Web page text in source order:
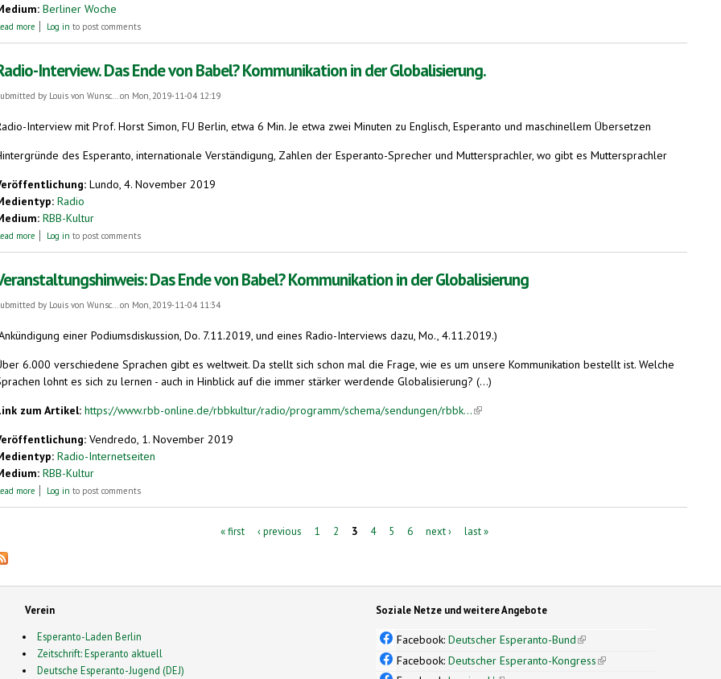
Berliner Woche
more about Namensgeber des Zamenhof-Parks wird geehrt
Log in to post comments
Interview. Das Ende von Babel? Kommunikation in der Globalisierung.
by Louis von Wunsc...on Mon, 2019-11-04 12:19
Interview mit Prof. Horst Simon, FU Berlin, etwa 6 Min. Je etwa zwei Minuten zu Englisch, Esperanto und maschinellem Übersetzen
des Esperanto, internationale Verständigung, Zahlen der Esperanto-Sprecher und Muttersprachler, wo gibt es Muttersprachler
Lundo, 4. November 2019
Radio
RBB-Kultur
more about Radio-Interview. Das Ende von Babel? Kommunikation in der Globalisierung.
Log in to post comments
Das Ende von Babel? Kommunikation in der Globalisierung
by Louis von Wunsc...on Mon, 2019-11-04 11:34
einer Podiumsdiskussion, Do. 7.11.2019, und eines Radio-Interviews dazu, Mo., 4.11.2019.)
6.000 verschiedene Sprachen gibt es weltweit. Da stellt sich schon mal die Frage, wie es um unsere Kommunikation bestellt ist. Welche
lohnt es sich zu lernen - auch in Hinblick auf die immer stärker werdende Globalisierung? (...)
zum Artikel: https://www.rbb-online.de/rbbkultur/radio/programm/schema/sendungen/rbbk...(link is external)
Vendredo, 1. November 2019
Radio-Internetseiten
RBB-Kultur
more about Veranstaltungshinweis: Das Ende von Babel? Kommunikation in der Globalisierung
Log in to post comments
« first ‹ previous 1 2 3 4 5 6 next › last »
Verein
Esperanto-Laden Berlin
Zeitschrift: Esperanto aktuell
Deutsche Esperanto-Jugend (DEJ)
Soziale Netze und weitere Angebote
Facebook:Deutscher Esperanto-Bund(link is external)
Facebook:Deutscher Esperanto-Kongress(link is external)